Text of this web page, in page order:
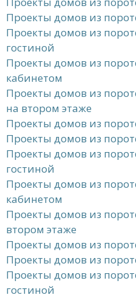
Проекты домов из
Проекты домов из
гостиной
Проекты домов из
кабинетом
Проекты домов из
на втором этаже
Проекты домов из
Проекты домов из
Проекты домов из
гостиной
Проекты домов из
кабинетом
Проекты домов из
втором этаже
Проекты домов из
Проекты домов из
Проекты домов из
гостиной